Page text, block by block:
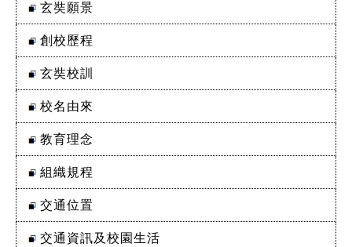
玄奘願景
創校歷程
玄奘校訓
校名由來
教育理念
組織規程
交通位置
交通資訊及校園生活